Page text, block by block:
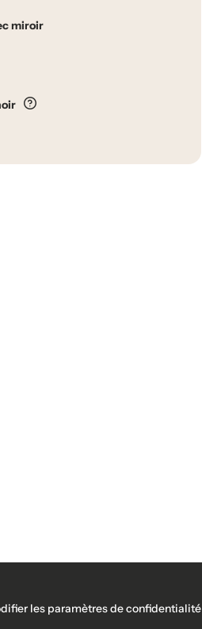
miroir
les paramètres de confidentialité